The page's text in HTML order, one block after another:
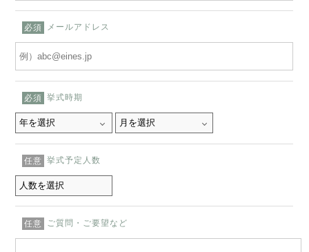
必須 メールアドレス
必須 挙式時期
任意 挙式予定人数
任意 ご質問・ご要望など